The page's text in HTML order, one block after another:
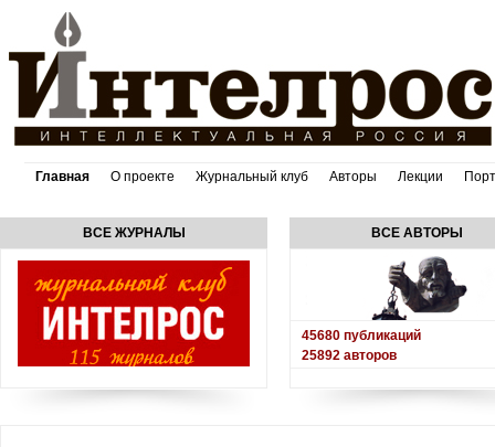
Главная О проекте Журнальный клуб Авторы Лекции
ВСЕ ЖУРНАЛЫ ВСЕ АВТОРЫ
45680 публикаций
25892 авторов